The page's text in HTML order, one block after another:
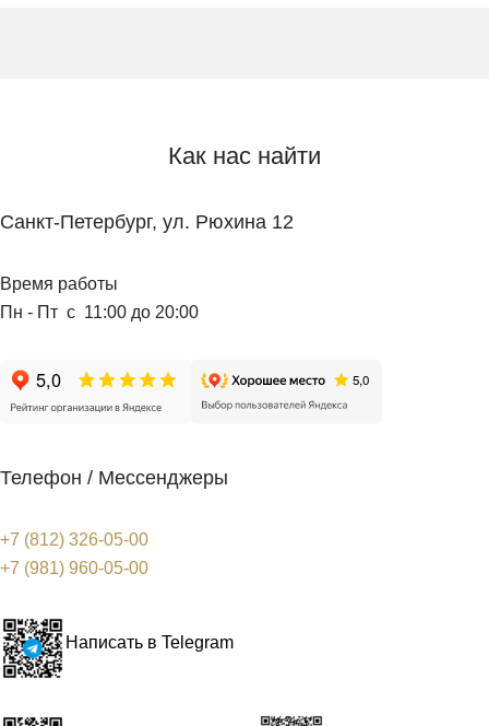
Как нас найти
Телефон / Мессенджеры
+7 (812) 326-05-00
+7 (981) 960-05-00
Написать в Telegram
Санкт-Петербург, ул. Рюхина 12
Время работы
Пн - Пт с 11:00 до 20:00